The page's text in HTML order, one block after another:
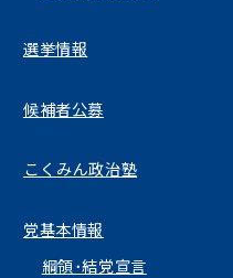
選挙情報
候補者公募
こくみん政治塾
党基本情報
綱領･結党宣言